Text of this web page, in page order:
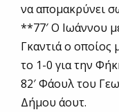
να απομακρύνει
**77′ Ο Ιωάννου
Γκαντιά ο οποίος
το 1-0 για την
82′ Φάουλ του
Δήμου άουτ.